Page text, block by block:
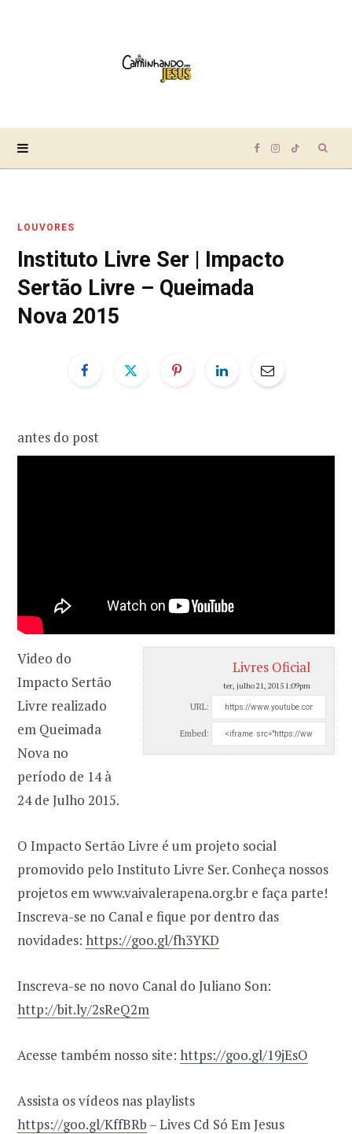
F
e
o
I
t
T
LOUVORES
Instituto Livre Ser | Impacto
Sertão Livre – Queimada
Nova 2015
antes do post
Livres Oficial
ter, julho 21, 2015 1:09pm
URL:
Embed:
Video do
Impacto Sertão
Livre realizado
em Queimada
Nova no
período de 14 à
24 de Julho 2015.
O Impacto Sertão Livre é um projeto social
promovido pelo Instituto Livre Ser. Conheça nossos
projetos em www.vaivalerapena.org.br e faça parte!
Inscreva-se no Canal e fique por dentro das
novidades: https://goo.gl/fh3YKD
Inscreva-se no novo Canal do Juliano Son:
http://bit.ly/2sReQ2m
Acesse também nosso site: https://goo.gl/19jEsO
Assista os vídeos nas playlists
https://goo.gl/KffBRb – Lives Cd Só Em Jesus